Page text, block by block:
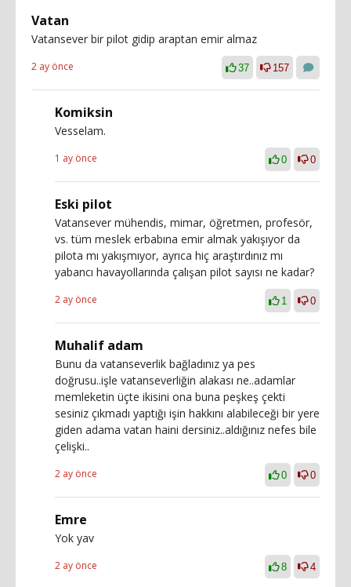
Vatan
Vatansever bir pilot gidip araptan emir almaz
2 ay önce 37 157
Komiksin
Vesselam.
1 ay önce 0 0
Eski pilot
Vatansever mühendis, mimar, öğretmen, profesör,
vs. tüm meslek erbabına emir almak yakışıyor da
pilota mı yakışmıyor, ayrıca hiç araştırdınız mı
yabancı havayollarında çalışan pilot sayısı ne kadar?
2 ay önce 1 0
Muhalif adam
Bunu da vatanseverlik bağladınız ya pes
doğrusu..işle vatanseverliğin alakası ne..adamlar
memleketin üçte ikisini ona buna peşkeş çekti
sesiniz çıkmadı yaptığı işin hakkını alabileceği bir yere
giden adama vatan haini dersiniz..aldığınız nefes bile
çelişki..
2 ay önce 0 0
Emre
Yok yav
2 ay önce 8 4